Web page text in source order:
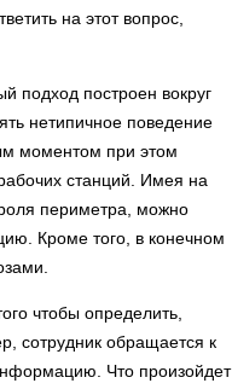
на этот вопрос,
подход построен вокруг
нетипичное поведение
моментом при этом
станций. Имея на
периметра, можно
Кроме того, в конечном
чтобы определить,
сотрудник обращается к
Что произойдет